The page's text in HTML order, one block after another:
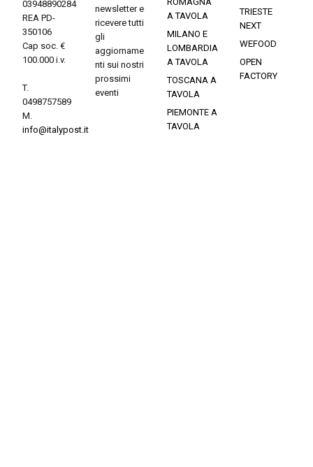
03948890284
REA PD-
350106
Cap soc. €
100.000 i.v.
T.
0498757589
M.
info@italypost.it
newsletter e
ricevere tutti
gli
aggiorname
nti sui nostri
prossimi
eventi
A TAVOLA
MILANO E
LOMBARDIA
A TAVOLA
TOSCANA A
TAVOLA
PIEMONTE A
TAVOLA
TRIESTE
NEXT
WEFOOD
OPEN
FACTORY